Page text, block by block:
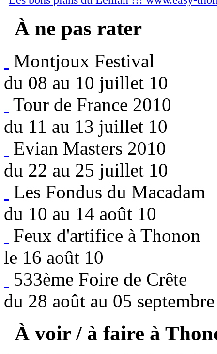
À ne pas rater
Montjoux Festival
du 08 au 10 juillet 10
Tour de France 2010
du 11 au 13 juillet 10
Evian Masters 2010
du 22 au 25 juillet 10
Les Fondus du Macadam
du 10 au 14 août 10
Feux d'artifice à Thonon
le 16 août 10
533ème Foire de Crête
du 28 août au 05
À voir / à faire à